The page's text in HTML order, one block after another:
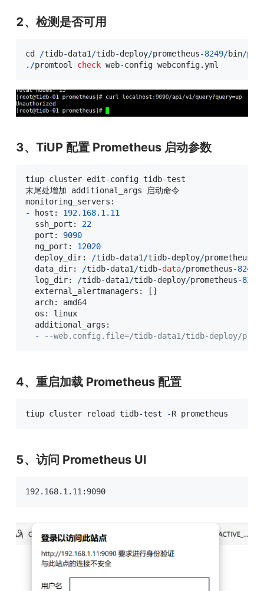
2、检测是否可用
cd /tidb-data1 /tidb-deploy/prometheus-8249/bin/
. /promtool check web-config webconfig. yml
3、TiUP 配置 Prometheus 启动参数
tiup cluster edit-config tidb-test
末尾处增加 additional_args 启动命令
-
host: 192.168.1 .11
  ssh_port:
22
  port:
9090
  ng_port:
12020
  deploy_dir:
/tidb-data1 /tidb-deploy/prometheus
  data_dir:
/tidb-data1 /tidb-data/prometheus-8249
  log_dir:
/tidb-data1 /tidb-deploy/prometheus-8249
  external_alertmanagers:
[ ]
  arch: amd64
  os: linux
  additional_args:
-
--web.config.file=/tidb-data1/tidb-deploy/
4、重启加载 Prometheus 配置
tiup cluster reload tidb-test -R prometheus
5、访问 Prometheus UI
192.168.1.11:9090